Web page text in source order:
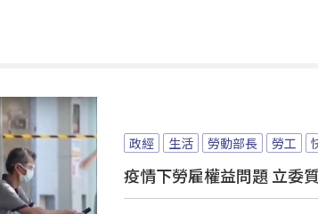
政經 生活 勞動部長 勞工
疫情下勞雇權益問題 立委